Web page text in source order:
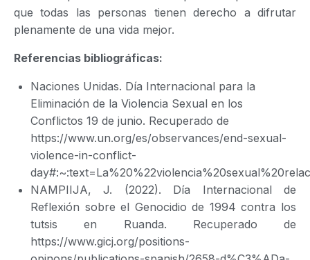
que todas las personas tienen derecho a difrutar
plenamente de una vida mejor.
Referencias bibliográficas:
Naciones Unidas. Día Internacional para la
Eliminación de la Violencia Sexual en los
Conflictos 19 de junio. Recuperado de
https://www.un.org/es/observances/end-sexual-
violence-in-conflict-
NAMPIIJA, J. (2022). Día Internacional de
Reflexión sobre el Genocidio de 1994 contra los
tutsis en Ruanda. Recuperado de
https://www.gicj.org/positions-